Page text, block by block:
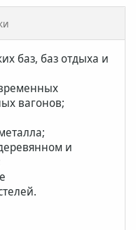
информация
баз, баз отдыха и
вагонов;
и